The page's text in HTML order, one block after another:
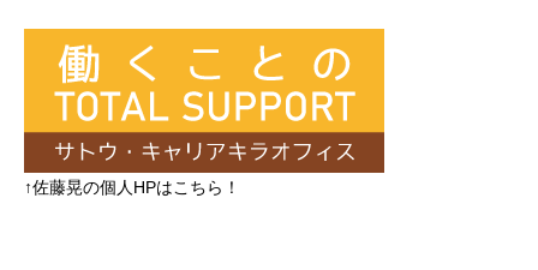
↑佐藤晃の個人HPはこちら！